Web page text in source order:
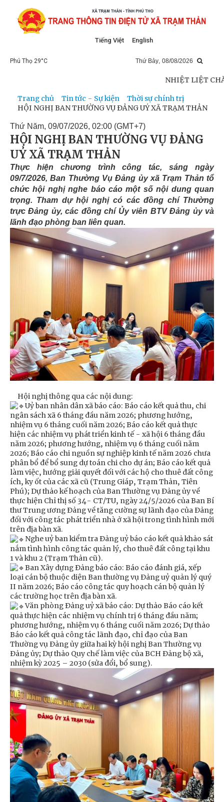
Tiếng Việt English
Thứ Bảy 08/08/2026
Phú Thọ 29°C
NHIỆT LIỆT CHÀO MỪNG 80
Trang chủ Tin tức - Sự kiện
Thời sự chính trị
HỘI NGHỊ BAN THƯỜNG VỤ ĐẢNG UỶ XÃ TRẠM THẢN
Thứ Năm, 09/07/2026, 02:00 (GMT+7)
HỘI NGHỊ BAN THƯỜNG VỤ ĐẢNG
UỶ XÃ TRẠM THẢN
Thực hiện chương trình công tác, sáng ngày
09/7/2026, Ban Thường Vụ Đảng ủy xã Trạm Thản tổ
chức hội nghị nghe báo cáo một số nội dung quan
trọng. Tham dự hội nghị có các đồng chí Thường
trực Đảng ủy, các đồng chí Ủy viên BTV Đảng ủy và
lãnh đạo phòng ban liên quan.
Hội nghị thông qua các nội dung:
Uỷ ban nhân dân xã báo cáo: Báo cáo kết quả thu, chi
ngân sách xã 6 tháng đầu năm 2026; phương hướng,
nhiệm vụ 6 tháng cuối năm 2026; Báo cáo kết quả thực
hiện các nhiệm vụ phát triển kinh tế - xã hội 6 tháng đầu
năm 2026; phương hướng, nhiệm vụ 6 tháng cuối năm
2026; Báo cáo chi nguồn sự nghiệp kinh tế năm 2026 chưa
phân bổ để bổ sung dự toán chi cho dự án; Báo cáo kết quả
làm việc, hướng giải quyết đối với các hộ cho thuê đất công
ích, ky ốt của các xã cũ (Trung Giáp, Trạm Thản, Tiên
Phú); Dự thảo kế hoạch của Ban Thường vụ Đảng ủy về
thực hiện Chỉ thị số 34- CT/TU, ngày 24/5/2026 của Ban Bí
thư Trung ương Đảng về tăng cường sự lãnh đạo của Đảng
đối với công tác phát triển nhà ở xã hội trong tình hình mới
trên địa bàn xã.
Nghe uỷ ban kiểm tra Đảng uỷ báo cáo kết quả khảo sát
nắm tình hình công tác quản lý, cho thuê đất công tại khu
1 và khu 2 (Trạm Thản cũ).
Ban Xây dựng Đảng báo cáo: Báo cáo đánh giá, xếp
loại cán bộ thuộc diện Ban thường vụ Đảng uỷ quản lý quý
II năm 2026; Báo cáo công tác quy hoạch cán bộ quản lý
các trường học trên địa bàn xã.
Văn phòng Đảng uỷ xã báo cáo: Dự thảo Báo cáo kết
quả thực hiện các nhiệm vụ chính trị 6 tháng đầu năm;
phương hướng, nhiệm vụ 6 tháng cuối năm 2026; Dự thảo
Báo cáo kết quả công tác lãnh đạo, chỉ đạo của Ban
Thường vụ Đảng ủy giữa hai kỳ hội nghị Ban Thường vụ
Đảng ủy; Dự thảo Quy chế làm việc của BCH Đảng bộ xã,
nhiệm kỳ 2025 – 2030 (sửa đổi, bổ sung).